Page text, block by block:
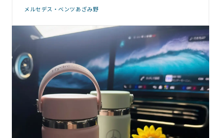
メルセデス・ベンツあざみ野